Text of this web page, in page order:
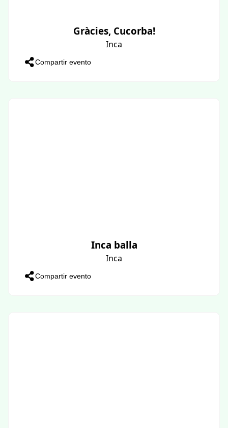
Gràcies, Cucorba!
Inca
Compartir evento
Inca balla
Inca
Compartir evento